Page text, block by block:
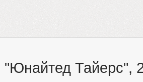
Тайерс",